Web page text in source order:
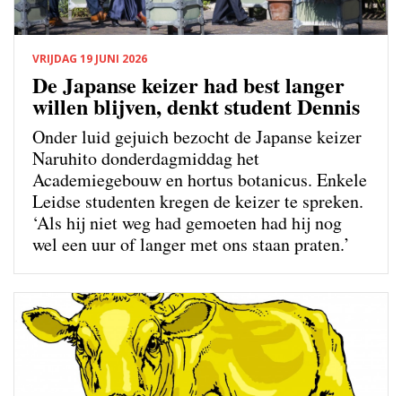
VRIJDAG 19 JUNI 2026
De Japanse keizer had best langer
willen blijven, denkt student Dennis
Onder luid gejuich bezocht de Japanse keizer
Naruhito donderdagmiddag het
Academiegebouw en hortus botanicus. Enkele
Leidse studenten kregen de keizer te spreken.
‘Als hij niet weg had gemoeten had hij nog
wel een uur of langer met ons staan praten.’